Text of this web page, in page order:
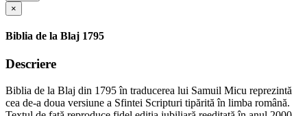
×
Biblia de la Blaj 1795
Descriere
Biblia de la Blaj din 1795 în traducerea lui Samuil Micu reprezintă
cea de-a doua versiune a Sfintei Scripturi tipărită în limba română.